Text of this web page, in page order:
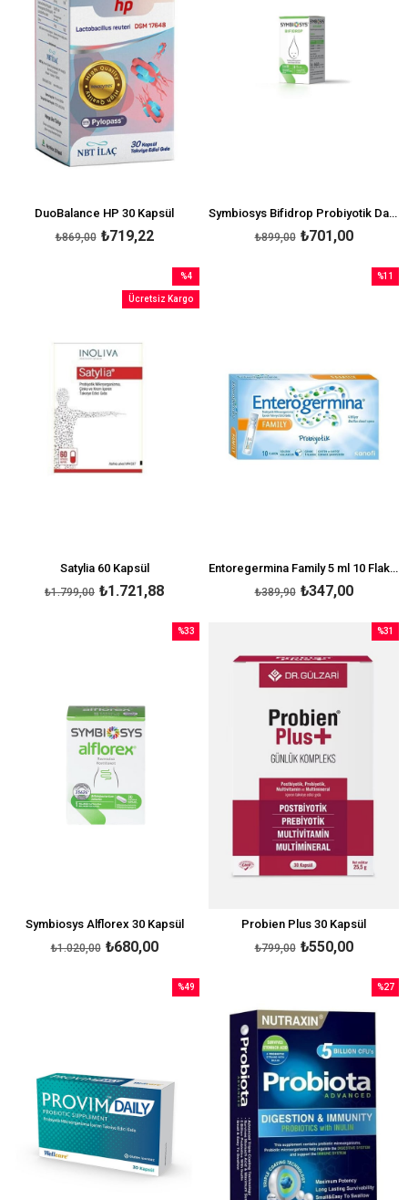
DuoBalance HP 30 Kapsül
₺719,22
₺869,00
Symbiosys Bifidrop Probiyotik Damla 8 ml
₺701,00
₺899,00
Satylia 60 Kapsül
₺1.721,88
₺1.799,00
%4
İndirim
Ücretsiz Kargo
Entoregermina Family 5 ml 10 Flakon
₺347,00
₺389,90
%11
Symbiosys Alflorex 30 Kapsül
₺680,00
₺1.020,00
%33
Probien Plus 30 Kapsül
₺550,00
₺799,00
%31
%49
%27